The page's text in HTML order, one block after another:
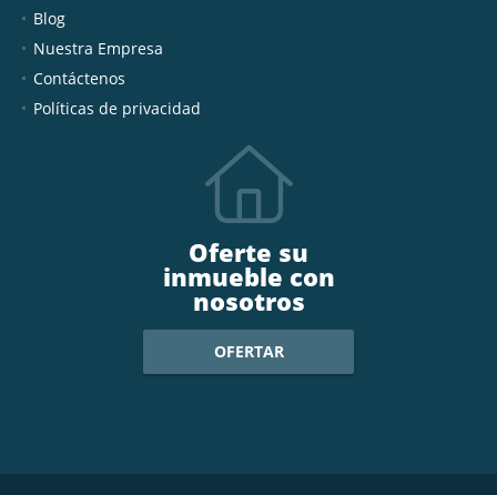
Blog
Nuestra Empresa
Contáctenos
Políticas de privacidad
Oferte su
inmueble con
nosotros
OFERTAR